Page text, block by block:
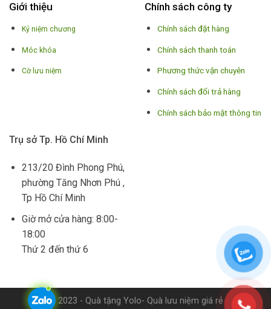
Giới thiệu
Kỷ niệm chương
Móc khóa
Cờ lưu niệm
Chính sách công ty
Chính sách đặt hàng
Chính sách thanh toán
Phương thức vận chuyên
Chính sách đổi trả hàng
Chính sách bảo mật thông tin
Trụ sở Tp. Hồ Chí Minh
213/20 Đình Phong Phú,
phường Tăng Nhơn Phú ,
Tp Hồ Chí Minh
Giờ mở cửa hàng: 8:00-
18:00
Thứ 2 đến thứ 6
© 2023 - Quà tặng Yolo- Quà lưu niệm giá rẻ